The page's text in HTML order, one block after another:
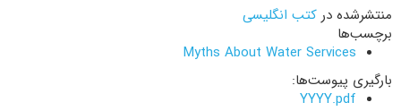
منتشرشده در کتب انگلیسی
برچسب‌ها
Myths About Water Services
بارگیری پیوست‌ها:
YYYY.pdf